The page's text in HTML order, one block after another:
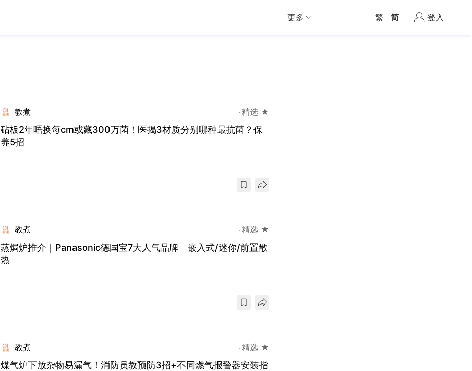
更多 繁 简 登入
教煮 精选 ★
砧板2年唔换每cm或藏300万菌！医揭3材质分别哪种最抗菌？保
养5招
教煮 精选 ★
蒸焗炉推介｜Panasonic德国宝7大人气品牌 嵌入式/迷你/前置散
热
教煮 精选 ★
煤气炉下放杂物易漏气！消防员教预防3招+不同燃气报警器安装指